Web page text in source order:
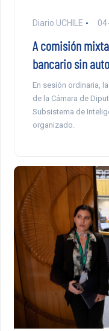
Diario UCHILE
A comisión
bancario sin
En sesión ordinaria,
de la Cámara de
Subsistema de
organizado.